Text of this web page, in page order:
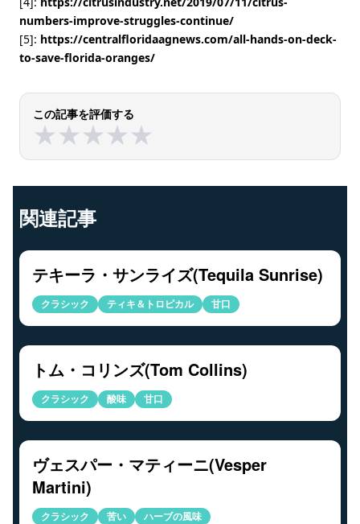
numbers-improve-struggles-continue/
[5]: https://centralfloridaagnews.com/all-hands-on-deck-
to-save-florida-oranges/
この記事を評価する
★
★★
★★
★★
★★
★
関連記事
テキーラ・サンライズ(Tequila Sunrise)
クラシック ティキ＆トロピカル 甘口
トム・コリンズ(Tom Collins)
クラシック 酸味 甘口
ヴェスパー・マティーニ(Vesper
Martini)
クラシック 苦い ハーブの風味